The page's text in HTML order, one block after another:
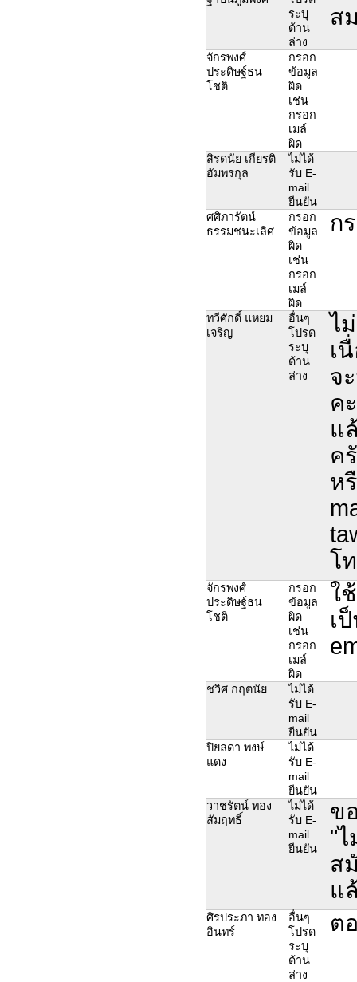
ระบุ
ด้าน
ล่าง
ส
จักรพงศ์
ประดิษฐ์ธน
โชติ
กรอก
ข้อมูล
ผิด
เช่น
กรอก
เมล์
ผิด
สิรดนัย เกียรติ
อัมพรกุล
ไม่ได้
รับ E-
mail
ยืนยัน
ศศิภารัตน์
ธรรมชนะเลิศ
กรอก
ข้อมูล
ผิด
เช่น
กรอก
เมล์
ผิด
ก
ทวีศักดิ์ แหยม
เจริญ
อื่นๆ
โปรด
ระบุ
ด้าน
ล่าง
ไ
เ
จ
ค
แ
ค
ห
โ
จักรพงศ์
ประดิษฐ์ธน
โชติ
กรอก
ข้อมูล
ผิด
เช่น
กรอก
เมล์
ผิด
ใ
เ
ชวิศ กฤตนัย
ไม่ได้
รับ E-
mail
ยืนยัน
ปิยลดา พงษ์
แดง
ไม่ได้
รับ E-
mail
ยืนยัน
วาชรัตน์ ทอง
สัมฤทธิ์
ไม่ได้
รับ E-
mail
ยืนยัน
ข
"
ส
แ
ศิรประภา ทอง
อินทร์
อื่นๆ
โปรด
ระบุ
ด้าน
ล่าง
ต